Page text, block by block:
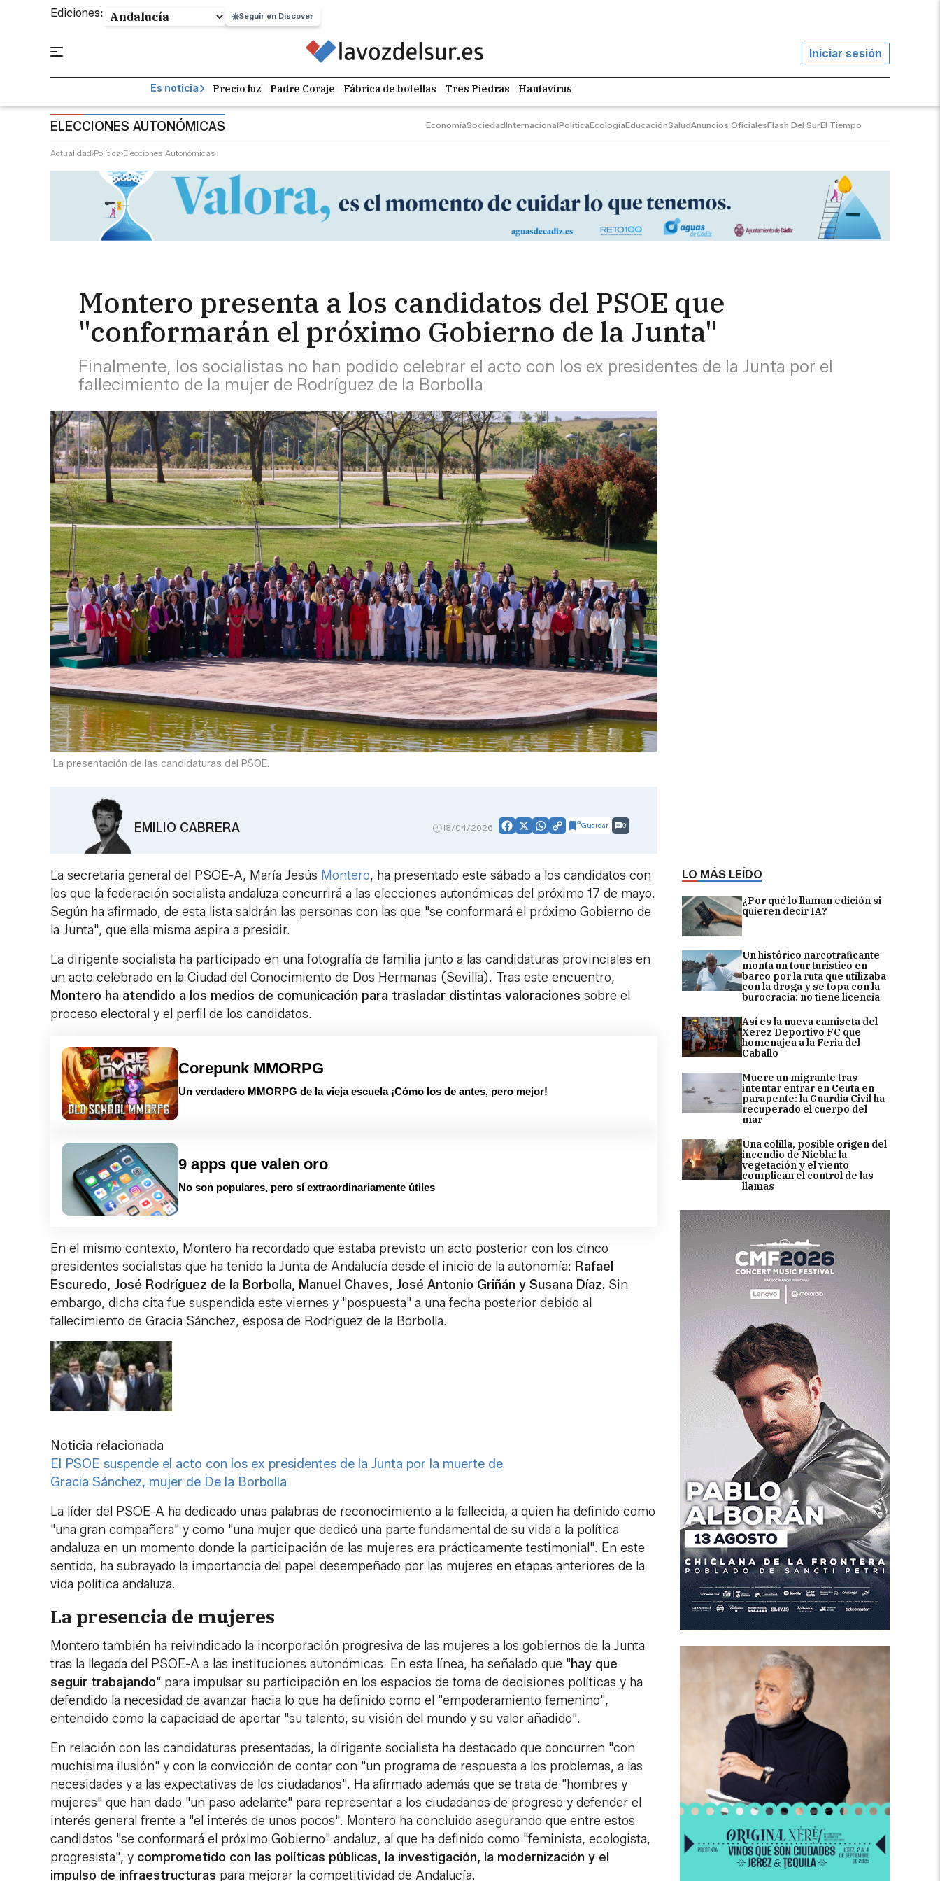
Ediciones: Seguir en Discover
Iniciar sesión
Es noticia Precio luz Padre Coraje Fábrica de botellas Tres Piedras Hantavirus
ELECCIONES AUTONÓMICAS EconomíaSociedadInternacionalPolíticaEcologíaEducaciónSalud Anuncios OficialesFlash Del SurEl Tiempo
Actualidad Política Elecciones Autonómicas
Montero presenta a los candidatos del PSOE que
"conformarán el próximo Gobierno de la Junta"
Finalmente, los socialistas no han podido celebrar el acto con los ex presidentes de la Junta por el
fallecimiento de la mujer de Rodríguez de la Borbolla
LO MÁS LEÍDO
¿Por qué lo llaman edición si
quieren decir IA?
Un histórico narcotraficante
monta un tour turístico en
barco por la ruta que utilizaba
con la droga y se topa con la
burocracia: no tiene licencia
Así es la nueva camiseta del
Xerez Deportivo FC que
homenajea a la Feria del
Caballo
Muere un migrante tras
intentar entrar en Ceuta en
parapente: la Guardia Civil ha
recuperado el cuerpo del
mar
Una colilla, posible origen del
incendio de Niebla: la
vegetación y el viento
complican el control de las
llamas
La presentación de las candidaturas del PSOE.
EMILIO CABRERA 18/04/2026 Facebook
X WhatsApp
CopyGuardar 0
La secretaria general del PSOE-A, María Jesús Montero , ha presentado este sábado a los candidatos con
los que la federación socialista andaluza concurrirá a las elecciones autonómicas del próximo 17 de mayo.
Según ha afirmado, de esta lista saldrán las personas con las que "se conformará el próximo Gobierno de
la Junta", que ella misma aspira a presidir.
La dirigente socialista ha participado en una fotografía de familia junto a las candidaturas provinciales en
un acto celebrado en la Ciudad del Conocimiento de Dos Hermanas (Sevilla). Tras este encuentro,
Montero ha atendido a los medios de comunicación para trasladar distintas valoraciones sobre el
proceso electoral y el perfil de los candidatos.
Corepunk MMORPG
Un verdadero MMORPG de la vieja escuela ¡Cómo los de antes, pero mejor!
9 apps que valen oro
No son populares, pero sí extraordinariamente útiles
En el mismo contexto, Montero ha recordado que estaba previsto un acto posterior con los cinco
presidentes socialistas que ha tenido la Junta de Andalucía desde el inicio de la autonomía: Rafael
Escuredo, José Rodríguez de la Borbolla, Manuel Chaves, José Antonio Griñán y Susana Díaz. Sin
embargo, dicha cita fue suspendida este viernes y "pospuesta" a una fecha posterior debido al
fallecimiento de Gracia Sánchez, esposa de Rodríguez de la Borbolla.
Noticia relacionada
El PSOE suspende el acto con los ex presidentes de la Junta por la muerte de
Gracia Sánchez, mujer de De la Borbolla
La líder del PSOE-A ha dedicado unas palabras de reconocimiento a la fallecida, a quien ha definido como
"una gran compañera" y como "una mujer que dedicó una parte fundamental de su vida a la política
andaluza en un momento donde la participación de las mujeres era prácticamente testimonial". En este
sentido, ha subrayado la importancia del papel desempeñado por las mujeres en etapas anteriores de la
vida política andaluza.
La presencia de mujeres
Montero también ha reivindicado la incorporación progresiva de las mujeres a los gobiernos de la Junta
tras la llegada del PSOE-A a las instituciones autonómicas. En esta línea, ha señalado que "hay que
seguir trabajando" para impulsar su participación en los espacios de toma de decisiones políticas y ha
defendido la necesidad de avanzar hacia lo que ha definido como el "empoderamiento femenino",
entendido como la capacidad de aportar "su talento, su visión del mundo y su valor añadido".
En relación con las candidaturas presentadas, la dirigente socialista ha destacado que concurren "con
muchísima ilusión" y con la convicción de contar con "un programa de respuesta a los problemas, a las
necesidades y a las expectativas de los ciudadanos". Ha afirmado además que se trata de "hombres y
mujeres" que han dado "un paso adelante" para representar a los ciudadanos de progreso y defender el
interés general frente a "el interés de unos pocos". Montero ha concluido asegurando que entre estos
candidatos "se conformará el próximo Gobierno" andaluz, al que ha definido como "feminista, ecologista,
progresista", y comprometido con las políticas públicas, la investigación, la modernización y el
impulso de infraestructuras para mejorar la competitividad de Andalucía.